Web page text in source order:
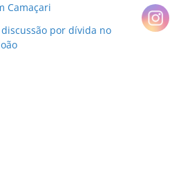
Camaçari
por dívida no